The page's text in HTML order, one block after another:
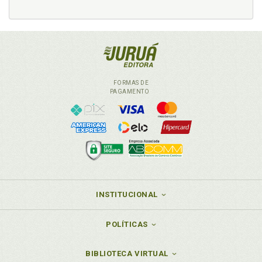
FORMAS DE
PAGAMENTO
INSTITUCIONAL
POLÍTICAS
BIBLIOTECA VIRTUAL